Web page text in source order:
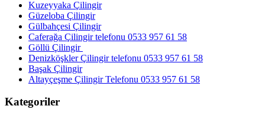
Kuzeyyaka Çilingir
Güzeloba Çilingir
Gülbahçesi Çilingir
Caferağa Çilingir telefonu 0533 957 61 58
Göllü Çilingir
Denizköşkler Çilingir telefonu 0533 957 61 58
Başak Çilingir
Altayçeşme Çilingir Telefonu 0533 957 61 58
Kategoriler